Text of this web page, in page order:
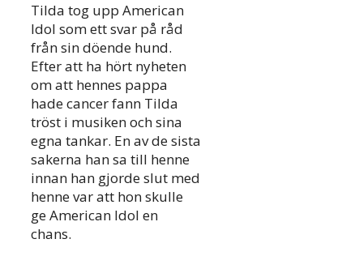
Tilda tog upp American
Idol som ett svar på råd
från sin döende hund.
Efter att ha hört nyheten
om att hennes pappa
hade cancer fann Tilda
tröst i musiken och sina
egna tankar. En av de sista
sakerna han sa till henne
innan han gjorde slut med
henne var att hon skulle
ge American Idol en
chans.